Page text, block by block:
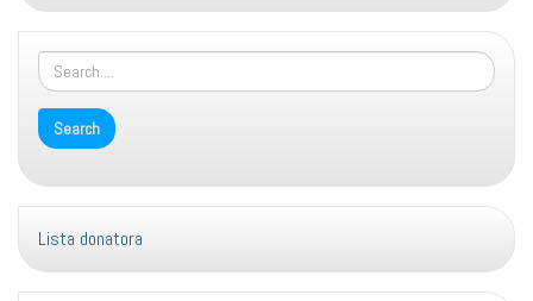
size.
size.
Lista donatora